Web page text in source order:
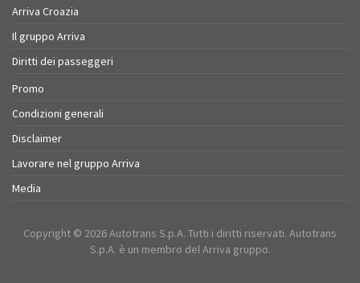
Arriva Croazia
Il gruppo Arriva
Diritti dei passeggeri
Promo
Condizioni generali
Disclaimer
Lavorare nel gruppo Arriva
Media
Copyright © 2026 Autotrans S.p.A. Tutti i diritti riservati. Autotrans
S.p.A. è un membro del Arriva gruppo.